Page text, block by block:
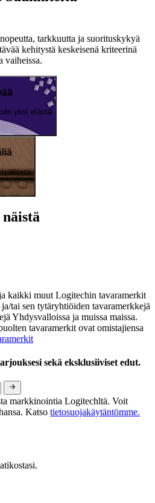
tarkkuutta ja suorituskykyä
kehitystä keskeisenä kriteerinä
vaiheissa.
yksi elämä
kaikki muut Logitechin tavaramerkit
tai sen tytäryhtiöiden tavaramerkkejä
Yhdysvalloissa ja muissa maissa.
tavaramerkit ovat omistajiensa
sekä eksklusiiviset edut.
markkinointia Logitechltä. Voit
Katso tietosuojakäytäntömme.